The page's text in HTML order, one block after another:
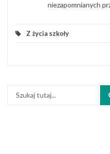
niezapomnianych
Z życia szkoły